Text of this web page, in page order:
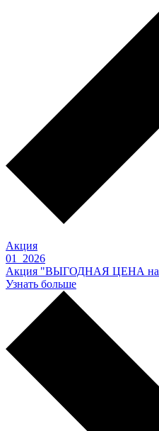
Акция
01 2026
Акция "ВЫГОДНАЯ ЦЕНА на
Узнать больше